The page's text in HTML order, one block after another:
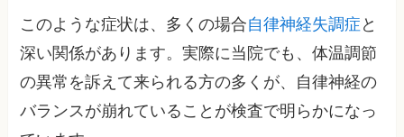
このような症状は、多くの場合自律神経失調症 と
深い関係があります。実際に当院でも、体温調節
の異常を訴えて来られる方の多くが、自律神経の
バランスが崩れていることが検査で明らかになっ